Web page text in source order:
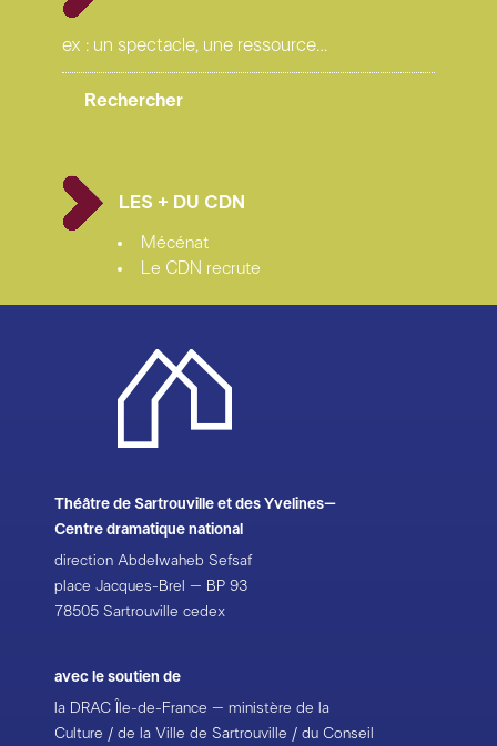
LES + DU CDN
Mécénat
Le CDN recrute
Théâtre de Sartrouville et des Yvelines–
Centre dramatique national
direction Abdelwaheb Sefsaf
place Jacques-Brel – BP 93
78505 Sartrouville cedex
avec le soutien de
la DRAC Île-de-France – ministère de la
Culture / de la Ville de Sartrouville / du Conseil